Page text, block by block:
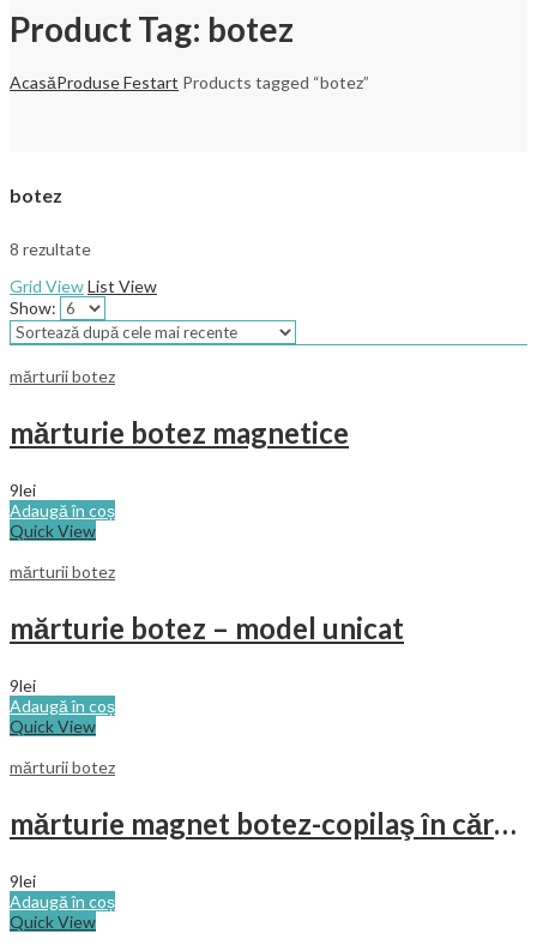
Product Tag: botez
AcasăProduse Festart Products tagged “botez”
botez
8 rezultate
Grid ViewList View
Show:
mărturii botez
mărturie botez magnetice
9lei
Adaugă în coș
Quick View
mărturii botez
mărturie botez – model unicat
9lei
Adaugă în coș
Quick View
mărturii botez
mărturie magnet botez-copilaş în cărucior
9lei
Adaugă în coș
Quick View